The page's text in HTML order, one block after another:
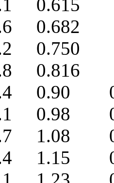
0.615
0.682
0.750
0.816
0.90
0.98
1.08
1.15